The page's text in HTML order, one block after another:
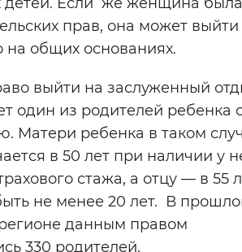
прав, она может выйти
на общих основаниях.
выйти на заслуженный
один из родителей ребенка
Матери ребенка в таком
в 50 лет при наличии у
стажа, а отцу — в 55
не менее 20 лет. В
данным правом
330 родителей.